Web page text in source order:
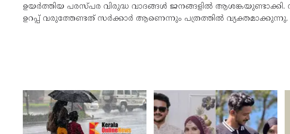
ഉയര്‍ത്തിയ പരസ്പര വിരുദ്ധ വാദങ്ങള്‍ ജനങ്ങളില്‍
ഉറപ്പ് വരുത്തേണ്ടത് സര്‍ക്കാര്‍ ആണെന്നും പത്രത്തില്‍ വ്യക്തമാക്കുന്നു.